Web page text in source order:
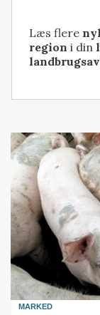
Læs flere
region i din
MARKED